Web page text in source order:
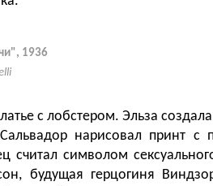
1936
с лобстером. Эльза
нарисовал принт с
считал символом
будущая герцогиня